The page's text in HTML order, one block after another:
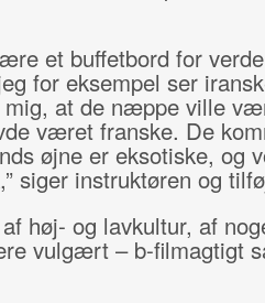
et buffetbord for
for eksempel ser
mig, at de næppe ville
været franske. De
øjne er eksotiske, og
siger instruktøren og
høj- og lavkultur, af
vulgært – b-filmagtigt